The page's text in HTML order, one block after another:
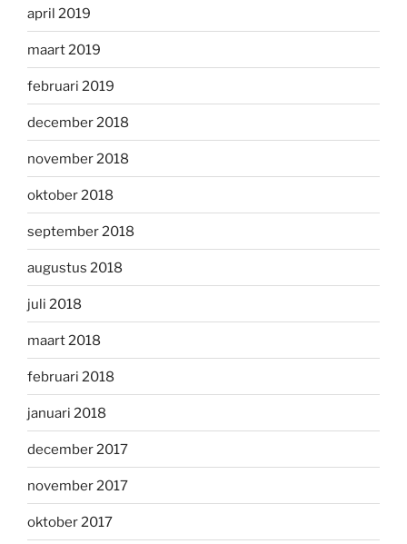
april 2019
maart 2019
februari 2019
december 2018
november 2018
oktober 2018
september 2018
augustus 2018
juli 2018
maart 2018
februari 2018
januari 2018
december 2017
november 2017
oktober 2017